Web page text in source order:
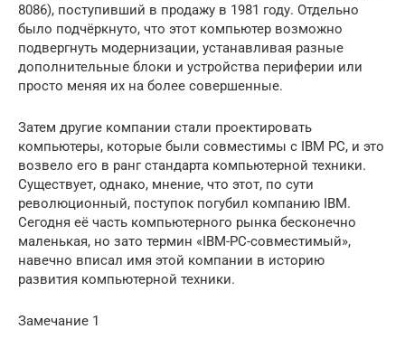
8086), поступивший в продажу в 1981 году. Отдельно
было подчёркнуто, что этот компьютер возможно
подвергнуть модернизации, устанавливая разные
дополнительные блоки и устройства периферии или
просто меняя их на более совершенные.
Затем другие компании стали проектировать
компьютеры, которые были совместимы с IBM PC, и это
возвело его в ранг стандарта компьютерной техники.
Существует, однако, мнение, что этот, по сути
революционный, поступок погубил компанию IBM.
Сегодня её часть компьютерного рынка бесконечно
маленькая, но зато термин «IBM-PC-совместимый»,
навечно вписал имя этой компании в историю
развития компьютерной техники.
Замечание 1